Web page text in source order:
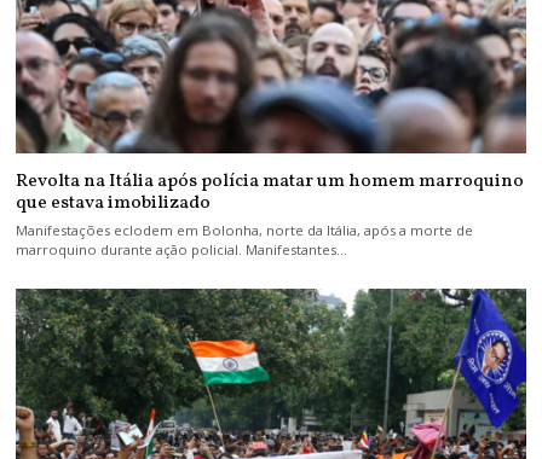
Revolta na Itália após polícia matar um homem marroquino
que estava imobilizado
Manifestações eclodem em Bolonha, norte da Itália, após a morte de
marroquino durante ação policial. Manifestantes…